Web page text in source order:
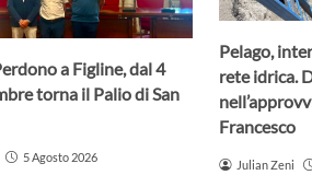
a Figline, dal 4
torna il Palio di San
5 Agosto 2026
Pelago,
rete idrica.
Francesco
Julian Zeni